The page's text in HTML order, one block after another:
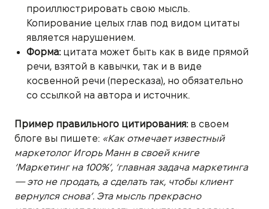
проиллюстрировать свою мысль.
Копирование целых глав под видом цитаты
является нарушением.
Форма:цитата может быть как в виде прямой
речи, взятой в кавычки, так и в виде
косвенной речи (пересказа), но обязательно
со ссылкой на автора и источник.
Пример правильного цитирования:в своем
блоге вы пишете: «Как отмечает известный
маркетолог Игорь Манн в своей книге
‘Маркетинг на 100%’, ‘главная задача маркетинга
— это не продать, а сделать так, чтобы клиент
вернулся снова’. Эта мысль прекрасно